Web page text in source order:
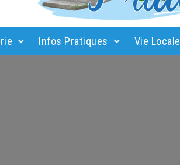
Infos Pratiques Vie Locale